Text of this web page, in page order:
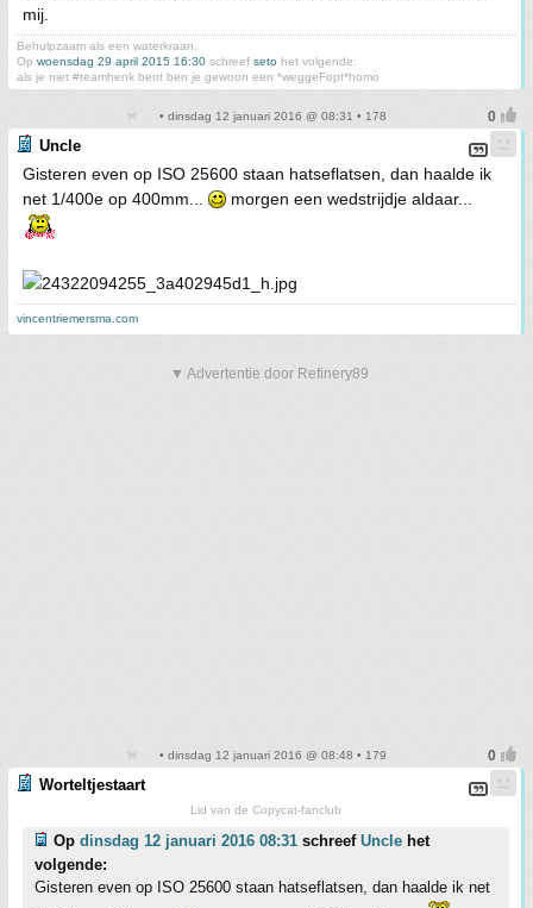
mij.
Behulpzaam als een waterkraan.
Op woensdag 29 april 2015 16:30 schreef seto het volgende:
als je niet #teamhenk bent ben je gewoon een *weggeFopt*homo
• dinsdag 12 januari 2016 @ 08:31 • 178
Uncle
Gisteren even op ISO 25600 staan hatseflatsen, dan haalde ik
net 1/400e op 400mm...
morgen een wedstrijdje aldaar...
vincentriemersma.com
▼ Advertentie door Refinery89
• dinsdag 12 januari 2016 @ 08:48 • 179
Worteltjestaart
Lid van de Copycat-fanclub
Op dinsdag 12 januari 2016 08:31 schreef Uncle het
volgende:
Gisteren even op ISO 25600 staan hatseflatsen, dan haalde ik net